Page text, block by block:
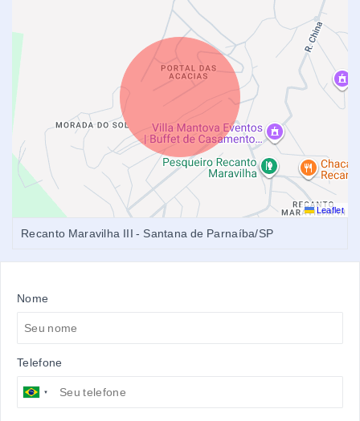
Leaflet
Recanto Maravilha III - Santana de Parnaíba/SP
Nome
Telefone